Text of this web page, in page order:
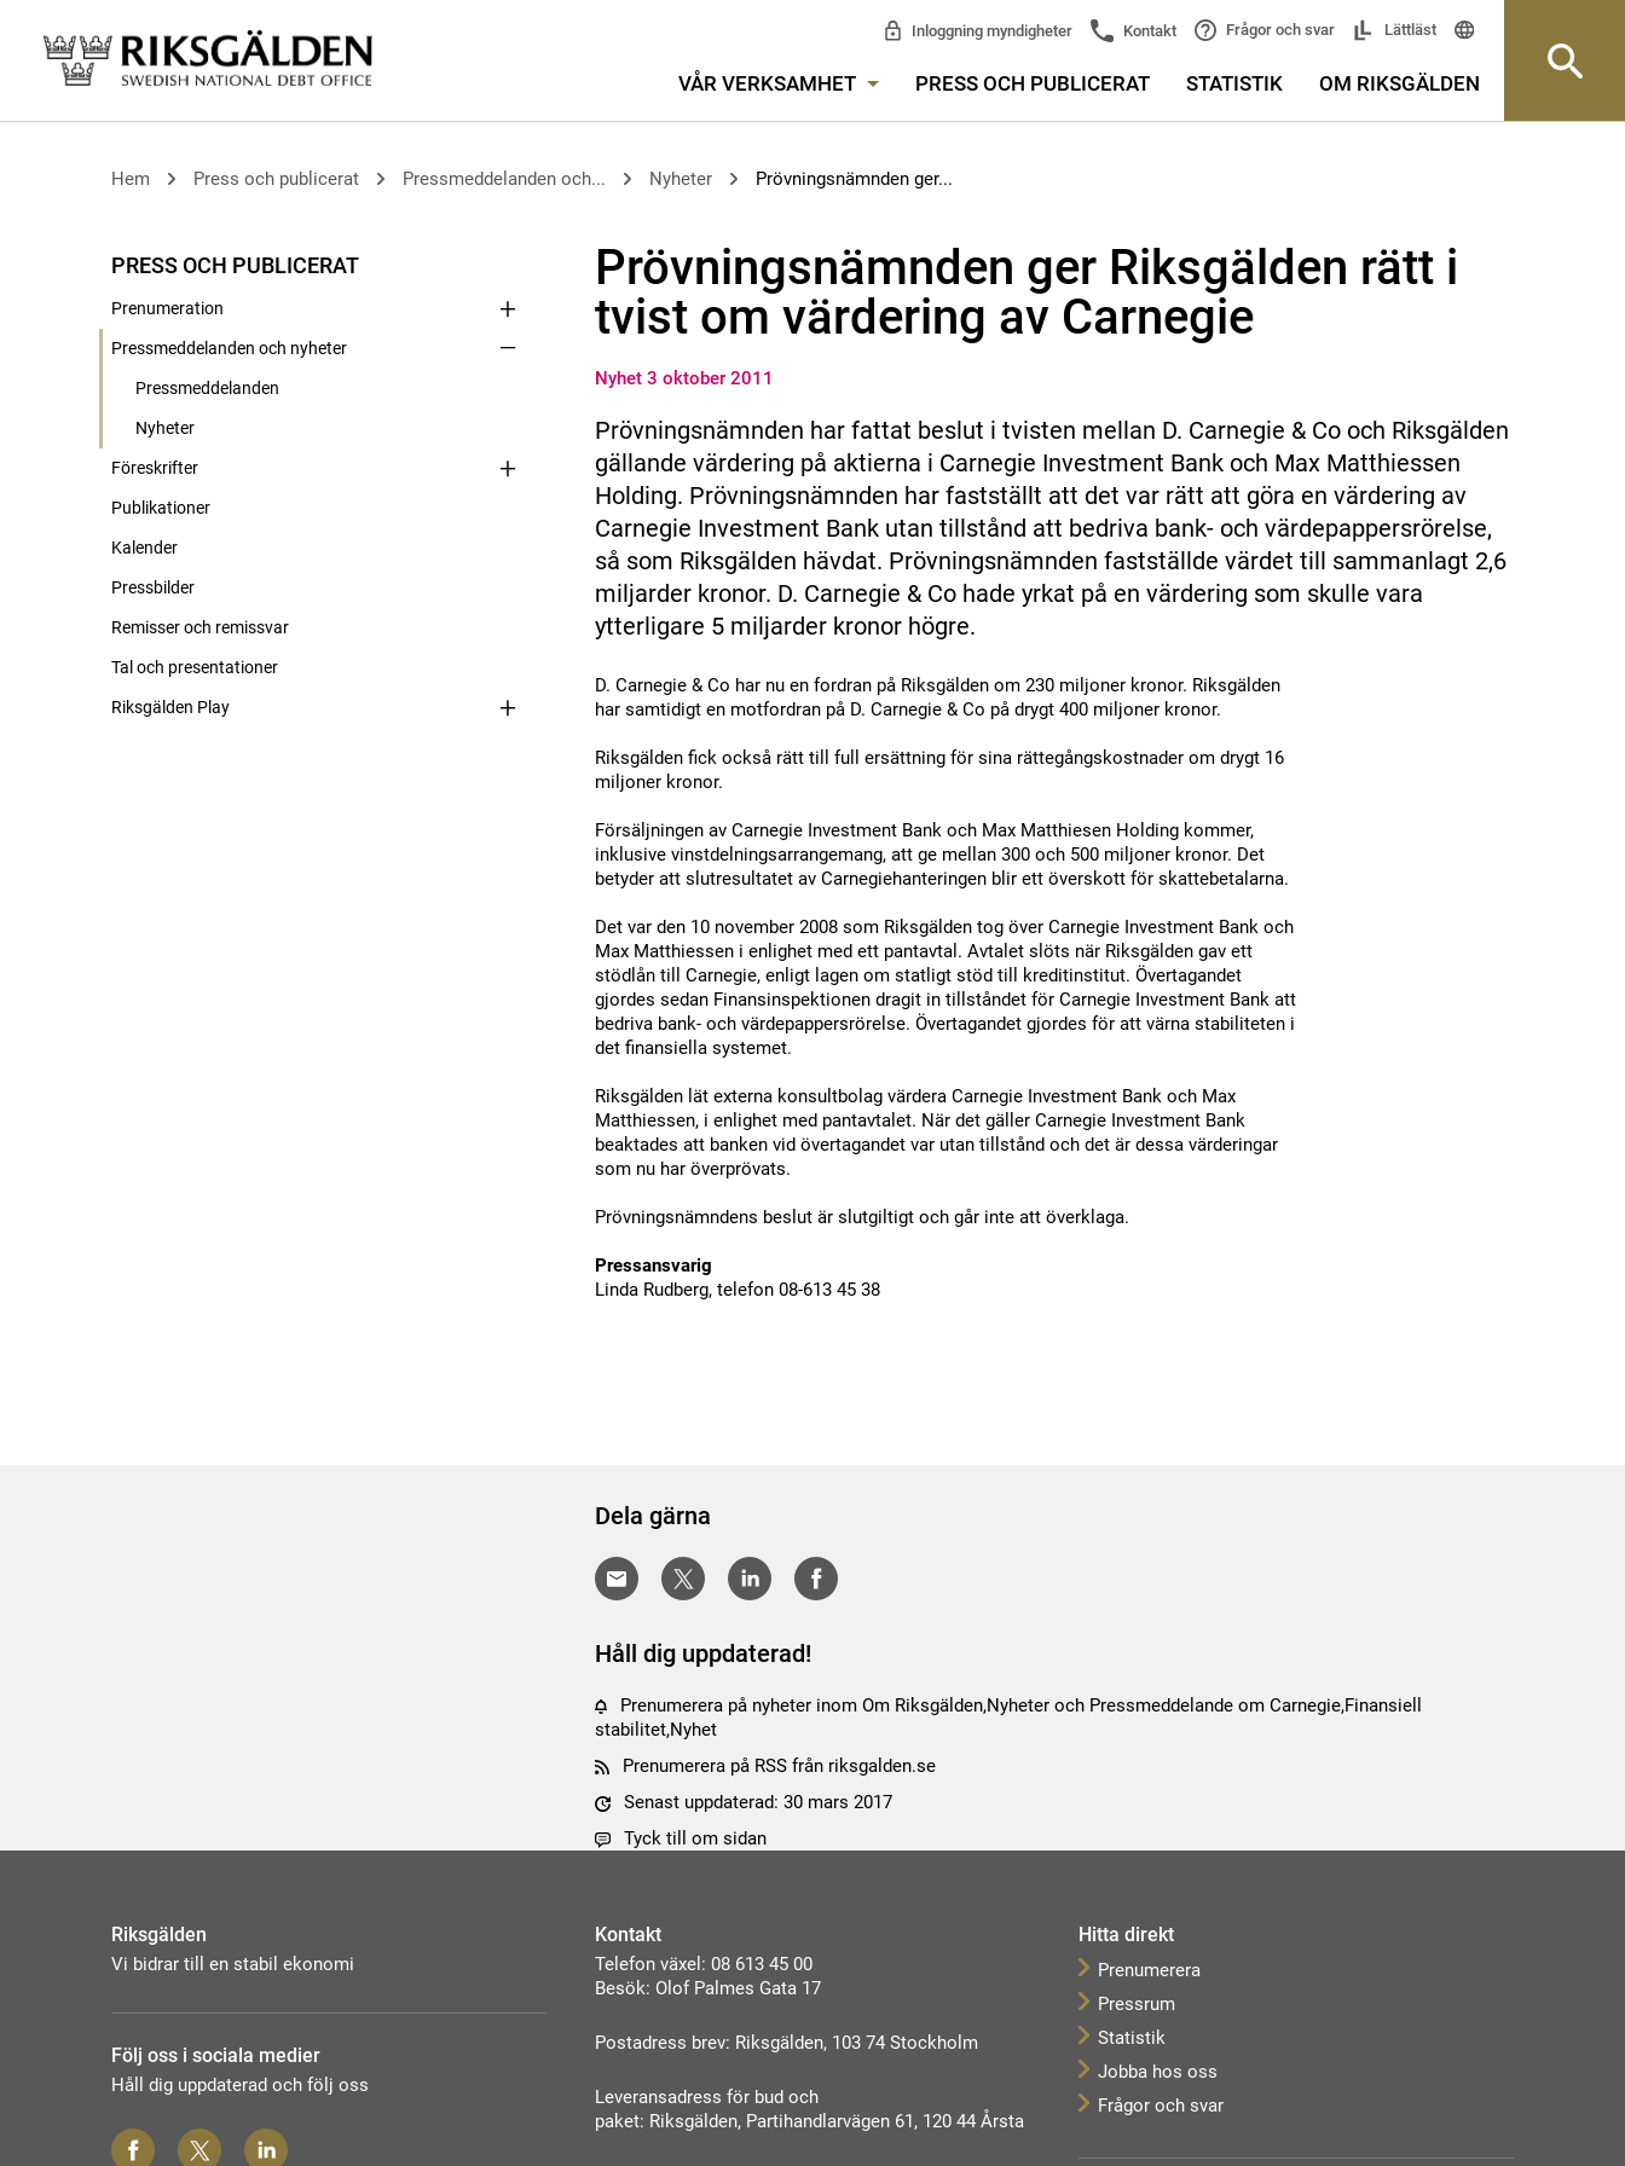
Inloggning myndigheter Kontakt Frågor och svar Lättläst
VÅR VERKSAMHET PRESS OCH PUBLICERAT STATISTIK OM RIKSGÄLDEN
Hem Press och publicerat Pressmeddelanden och... Nyheter Prövningsnämnden ger...
PRESS OCH PUBLICERAT
Prenumeration
Pressmeddelanden och nyheter
Pressmeddelanden
Nyheter
Föreskrifter
Publikationer
Kalender
Pressbilder
Remisser och remissvar
Tal och presentationer
Riksgälden Play
Prövningsnämnden ger Riksgälden rätt i
tvist om värdering av Carnegie
Nyhet 3 oktober 2011
Prövningsnämnden har fattat beslut i tvisten mellan D. Carnegie & Co och Riksgälden
gällande värdering på aktierna i Carnegie Investment Bank och Max Matthiessen
Holding. Prövningsnämnden har fastställt att det var rätt att göra en värdering av
Carnegie Investment Bank utan tillstånd att bedriva bank- och värdepappersrörelse,
så som Riksgälden hävdat. Prövningsnämnden fastställde värdet till sammanlagt 2,6
miljarder kronor. D. Carnegie & Co hade yrkat på en värdering som skulle vara
ytterligare 5 miljarder kronor högre.
D. Carnegie & Co har nu en fordran på Riksgälden om 230 miljoner kronor. Riksgälden
har samtidigt en motfordran på D. Carnegie & Co på drygt 400 miljoner kronor.
Riksgälden fick också rätt till full ersättning för sina rättegångskostnader om drygt 16
miljoner kronor.
Försäljningen av Carnegie Investment Bank och Max Matthiesen Holding kommer,
inklusive vinstdelningsarrangemang, att ge mellan 300 och 500 miljoner kronor. Det
betyder att slutresultatet av Carnegiehanteringen blir ett överskott för skattebetalarna.
Det var den 10 november 2008 som Riksgälden tog över Carnegie Investment Bank och
Max Matthiessen i enlighet med ett pantavtal. Avtalet slöts när Riksgälden gav ett
stödlån till Carnegie, enligt lagen om statligt stöd till kreditinstitut. Övertagandet
gjordes sedan Finansinspektionen dragit in tillståndet för Carnegie Investment Bank att
bedriva bank- och värdepappersrörelse. Övertagandet gjordes för att värna stabiliteten i
det finansiella systemet.
Riksgälden lät externa konsultbolag värdera Carnegie Investment Bank och Max
Matthiessen, i enlighet med pantavtalet. När det gäller Carnegie Investment Bank
beaktades att banken vid övertagandet var utan tillstånd och det är dessa värderingar
som nu har överprövats.
Prövningsnämndens beslut är slutgiltigt och går inte att överklaga.
Pressansvarig
Linda Rudberg, telefon 08-613 45 38
Dela gärna
Håll dig uppdaterad!
Prenumerera på nyheter inom Om Riksgälden,Nyheter och Pressmeddelande om Carnegie,Finansiell
stabilitet,Nyhet
Prenumerera på RSS från riksgalden.se
Senast uppdaterad: 30 mars 2017
Tyck till om sidan
Riksgälden
Vi bidrar till en stabil ekonomi
Följ oss i sociala medier
Håll dig uppdaterad och följ oss
Kontakt
Telefon växel: 08 613 45 00
Besök: Olof Palmes Gata 17
Postadress brev: Riksgälden, 103 74 Stockholm
Leveransadress för bud och
paket: Riksgälden, Partihandlarvägen 61, 120 44 Årsta
Hitta direkt
Prenumerera
Pressrum
Statistik
Jobba hos oss
Frågor och svar